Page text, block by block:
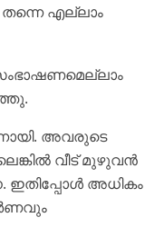
തന്നെ എല്ലാം
അവരുടെ
വീട് മുഴുവൻ
ഇതിപ്പോൾ അധികം